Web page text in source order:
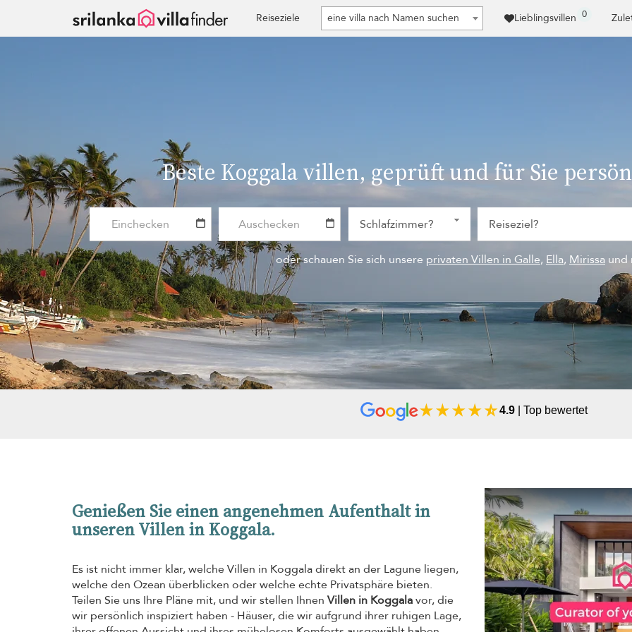
Reiseziele eine villa nach Namen suchen Lieblingsvillen 0
Beste Koggala villen, geprüft und für Sie
oder schauen Sie sich unsere privaten Villen in Galle, Ella, Mirissa und
4.9 | Top bewertet
Genießen Sie einen angenehmen Aufenthalt in
unseren Villen in Koggala.
Es ist nicht immer klar, welche Villen in Koggala direkt an der Lagune liegen,
welche den Ozean überblicken oder welche echte Privatsphäre bieten.
Teilen Sie uns Ihre Pläne mit, und wir stellen Ihnen Villen in Koggalavor, die
wir persönlich inspiziert haben - Häuser, die wir aufgrund ihrer ruhigen Lage,
Cookie-Einstellungen